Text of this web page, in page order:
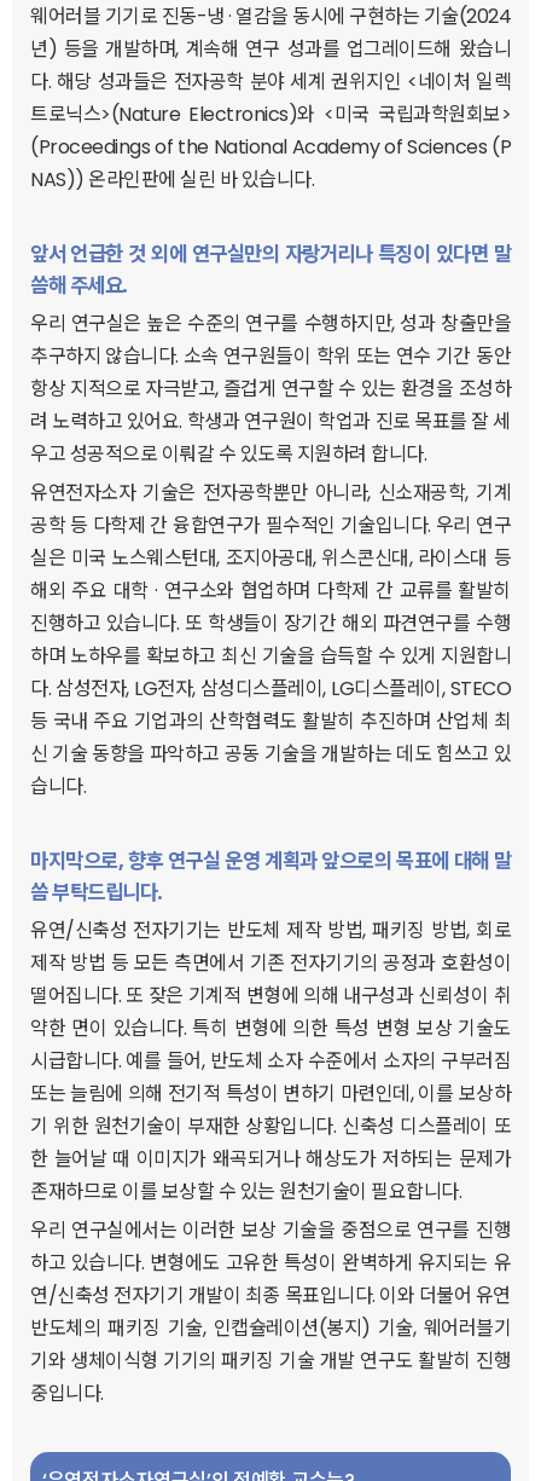
웨어러블 기기로 진동-냉 · 열감을 동시에 구현하는 기술(2024
년) 등을 개발하며, 계속해 연구 성과를 업그레이드해 왔습니
다. 해당 성과들은 전자공학 분야 세계 권위지인 <네이처 일렉
트로닉스>(Nature Electronics)와 <미국 국립과학원회보>
(Proceedings of the National Academy of Sciences (P
NAS)) 온라인판에 실린 바 있습니다.
앞서 언급한 것 외에 연구실만의 자랑거리나 특징이 있다면 말
씀해 주세요.
우리 연구실은 높은 수준의 연구를 수행하지만, 성과 창출만을
추구하지 않습니다. 소속 연구원들이 학위 또는 연수 기간 동안
항상 지적으로 자극받고, 즐겁게 연구할 수 있는 환경을 조성하
려 노력하고 있어요. 학생과 연구원이 학업과 진로 목표를 잘 세
우고 성공적으로 이뤄갈 수 있도록 지원하려 합니다.
유연전자소자 기술은 전자공학뿐만 아니라, 신소재공학, 기계
공학 등 다학제 간 융합연구가 필수적인 기술입니다. 우리 연구
실은 미국 노스웨스턴대, 조지아공대, 위스콘신대, 라이스대 등
해외 주요 대학 · 연구소와 협업하며 다학제 간 교류를 활발히
진행하고 있습니다. 또 학생들이 장기간 해외 파견연구를 수행
하며 노하우를 확보하고 최신 기술을 습득할 수 있게 지원합니
다. 삼성전자, LG전자, 삼성디스플레이, LG디스플레이, STECO
등 국내 주요 기업과의 산학협력도 활발히 추진하며 산업체 최
신 기술 동향을 파악하고 공동 기술을 개발하는 데도 힘쓰고 있
습니다.
마지막으로, 향후 연구실 운영 계획과 앞으로의 목표에 대해 말
씀 부탁드립니다.
유연/신축성 전자기기는 반도체 제작 방법, 패키징 방법, 회로
제작 방법 등 모든 측면에서 기존 전자기기의 공정과 호환성이
떨어집니다. 또 잦은 기계적 변형에 의해 내구성과 신뢰성이 취
약한 면이 있습니다. 특히 변형에 의한 특성 변형 보상 기술도
시급합니다. 예를 들어, 반도체 소자 수준에서 소자의 구부러짐
또는 늘림에 의해 전기적 특성이 변하기 마련인데, 이를 보상하
기 위한 원천기술이 부재한 상황입니다. 신축성 디스플레이 또
한 늘어날 때 이미지가 왜곡되거나 해상도가 저하되는 문제가
존재하므로 이를 보상할 수 있는 원천기술이 필요합니다.
우리 연구실에서는 이러한 보상 기술을 중점으로 연구를 진행
하고 있습니다. 변형에도 고유한 특성이 완벽하게 유지되는 유
연/신축성 전자기기 개발이 최종 목표입니다. 이와 더불어 유연
반도체의 패키징 기술, 인캡슐레이션(봉지) 기술, 웨어러블기
기와 생체이식형 기기의 패키징 기술 개발 연구도 활발히 진행
중입니다.